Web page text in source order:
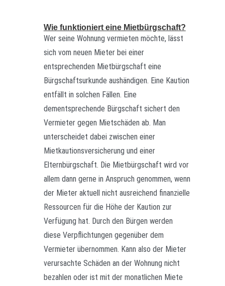
Wie funktioniert eine Mietbürgschaft?
Wer seine Wohnung vermieten möchte, lässt
sich vom neuen Mieter bei einer
entsprechenden Mietbürgschaft eine
Bürgschaftsurkunde aushändigen. Eine Kaution
entfällt in solchen Fällen. Eine
dementsprechende Bürgschaft sichert den
Vermieter gegen Mietschäden ab. Man
unterscheidet dabei zwischen einer
Mietkautionsversicherung und einer
Elternbürgschaft. Die Mietbürgschaft wird vor
allem dann gerne in Anspruch genommen, wenn
der Mieter aktuell nicht ausreichend finanzielle
Ressourcen für die Höhe der Kaution zur
Verfügung hat. Durch den Bürgen werden
diese Verpflichtungen gegenüber dem
Vermieter übernommen. Kann also der Mieter
verursachte Schäden an der Wohnung nicht
bezahlen oder ist mit der monatlichen Miete